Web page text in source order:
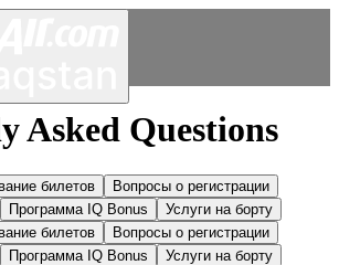
Asked Questions
билетов
Вопросы о регистрации
Программа IQ Bonus
Услуги на борту
билетов
Вопросы о регистрации
Программа IQ Bonus Услуги на борту